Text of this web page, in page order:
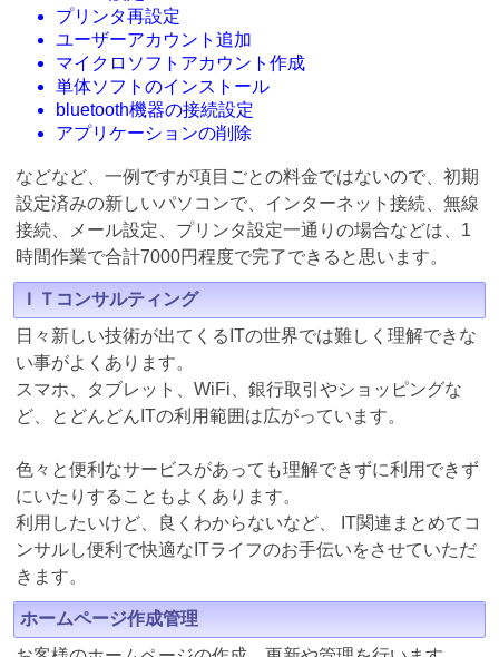
プリンタ再設定
ユーザーアカウント追加
マイクロソフトアカウント作成
単体ソフトのインストール
bluetooth機器の接続設定
アプリケーションの削除
などなど、一例ですが項目ごとの料金ではないので、初期
設定済みの新しいパソコンで、インターネット接続、無線
接続、メール設定、プリンタ設定一通りの場合などは、1
時間作業で合計7000円程度で完了できると思います。
ＩＴコンサルティング
日々新しい技術が出てくるITの世界では難しく理解できな
い事がよくあります。
スマホ、タブレット、WiFi、銀行取引やショッピングな
ど、とどんどんITの利用範囲は広がっています。
色々と便利なサービスがあっても理解できずに利用できず
にいたりすることもよくあります。
利用したいけど、良くわからないなど、 IT関連まとめてコ
ンサルし便利で快適なITライフのお手伝いをさせていただ
きます。
ホームページ作成管理